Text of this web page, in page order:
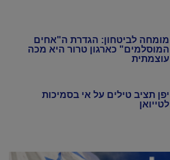
מומחה לביטחון: הגדרת ה"אחים
המוסלמים" כארגון טרור היא מכה
עוצמתית
יפן תציב טילים על אי בסמיכות
לטייואן